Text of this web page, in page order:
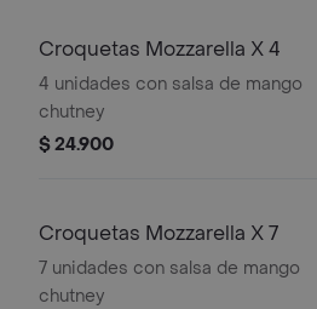
Croquetas Mozzarella X 4
4 unidades con salsa de mango
chutney
$ 24.900
Croquetas Mozzarella X 7
7 unidades con salsa de mango
chutney